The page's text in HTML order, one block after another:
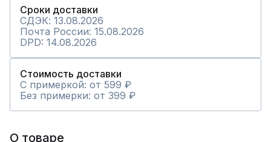
Сроки доставки
СДЭК: 13.08.2026
Почта России: 15.08.2026
DPD: 14.08.2026
Стоимость доставки
С примеркой: от 599 ₽
Без примерки: от 399 ₽
О товаре